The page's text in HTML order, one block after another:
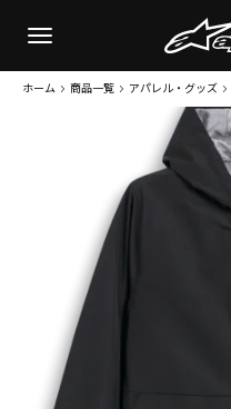
ホーム 商品一覧 アパレル・グッズ